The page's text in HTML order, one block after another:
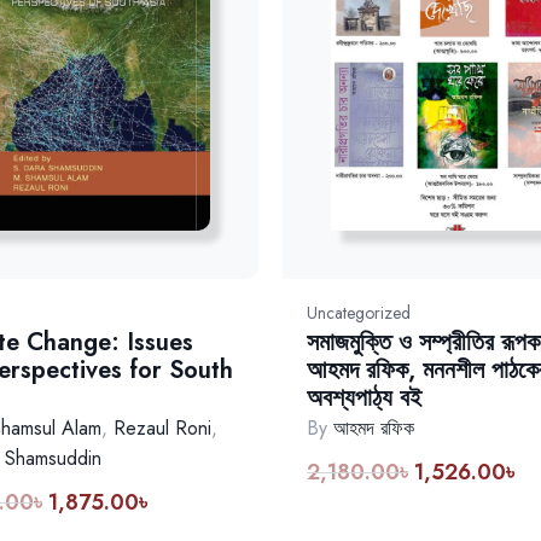
Change: Issues
for South
Alam, Rezaul Roni,
৳ Original
1,875.00৳Current
Uncategorized
সমাজমুক্তি ও সম্প্রীতির
আহমদ রফিক, মননশীল
অবশ্যপাঠ্য বই
By আহমদ রফিক
2,180.00৳ Original
1,526.00৳